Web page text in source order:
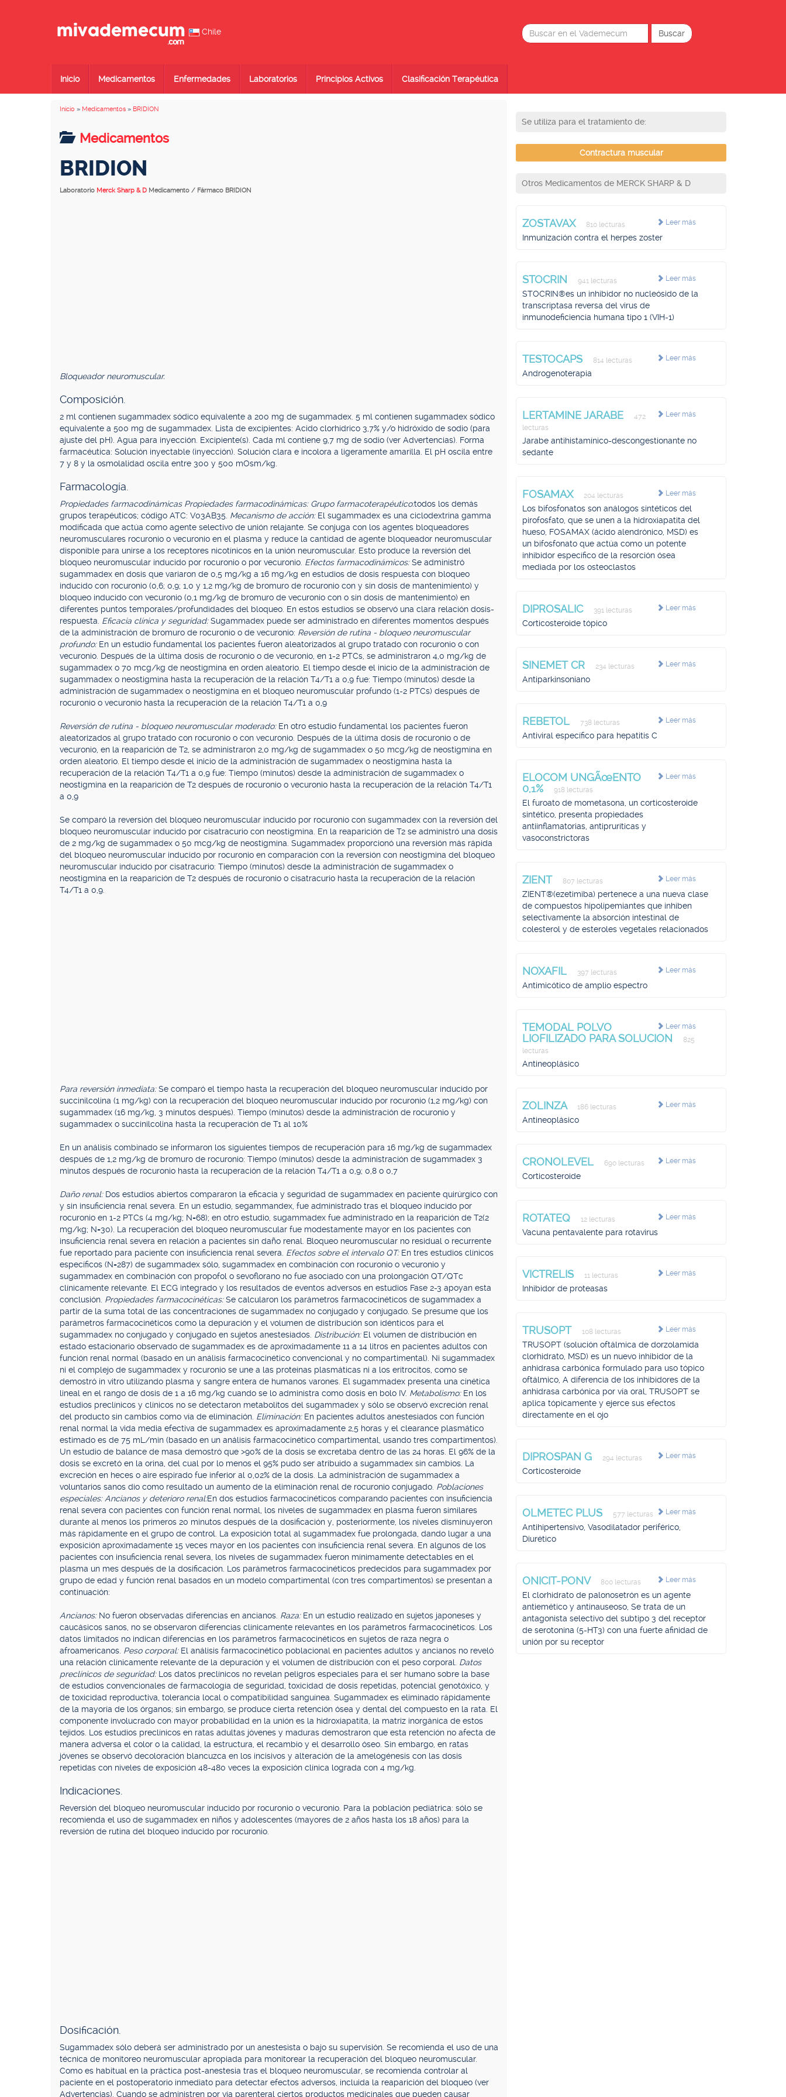
Chile
Inicio Medicamentos Enfermedades Laboratorios Principios Activos Clasificación Terapéutica
Inicio » Medicamentos » BRIDION
Medicamentos
BRIDION
Laboratorio Merck Sharp & D Medicamento / Fármaco BRIDION
Bloqueador neuromuscular.
Composición.
2 ml contienen sugammadex sódico equivalente a 200 mg de sugammadex. 5 ml contienen sugammadex sódico
equivalente a 500 mg de sugammadex. Lista de excipientes: Acido clorhídrico 3,7% y/o hidróxido de sodio (para
ajuste del pH). Agua para inyección. Excipiente(s). Cada ml contiene 9,7 mg de sodio (ver Advertencias). Forma
farmacéutica: Solución inyectable (inyección). Solución clara e incolora a ligeramente amarilla. El pH oscila entre
7 y 8 y la osmolalidad oscila entre 300 y 500 mOsm/kg.
Farmacología.
Propiedades farmacodinámicas Propiedades farmacodinámicas: Grupo farmacoterapéutico:todos los demás
grupos terapéuticos; código ATC: V03AB35. Mecanismo de acción: El sugammadex es una ciclodextrina gamma
modificada que actúa como agente selectivo de unión relajante. Se conjuga con los agentes bloqueadores
neuromusculares rocuronio o vecuronio en el plasma y reduce la cantidad de agente bloqueador neuromuscular
disponible para unirse a los receptores nicotínicos en la unión neuromuscular. Esto produce la reversión del
bloqueo neuromuscular inducido por rocuronio o por vecuronio. Efectos farmacodinámicos:Se administró
sugammadex en dosis que variaron de 0,5 mg/kg a 16 mg/kg en estudios de dosis respuesta con bloqueo
inducido con rocuronio (0,6; 0,9; 1,0 y 1,2 mg/kg de bromuro de rocuronio con y sin dosis de mantenimiento) y
bloqueo inducido con vecuronio (0,1 mg/kg de bromuro de vecuronio con o sin dosis de mantenimiento) en
diferentes puntos temporales/profundidades del bloqueo. En estos estudios se observó una clara relación dosis-
respuesta. Eficacia clínica y seguridad:Sugammadex puede ser administrado en diferentes momentos después
de la administración de bromuro de rocuronio o de vecuronio: Reversión de rutina - bloqueo neuromuscular
profundo: En un estudio fundamental los pacientes fueron aleatorizados al grupo tratado con rocuronio o con
vecuronio. Después de la última dosis de rocuronio o de vecuronio, en 1-2 PTCs, se administraron 4,0 mg/kg de
sugammadex o 70 mcg/kg de neostigmina en orden aleatorio. El tiempo desde el inicio de la administración de
sugammadex o neostigmina hasta la recuperación de la relación T4/T1 a 0,9 fue: Tiempo (minutos) desde la
administración de sugammadex o neostigmina en el bloqueo neuromuscular profundo (1-2 PTCs) después de
rocuronio o vecuronio hasta la recuperación de la relación T4/T1 a 0,9
Reversión de rutina - bloqueo neuromuscular moderado: En otro estudio fundamental los pacientes fueron
aleatorizados al grupo tratado con rocuronio o con vecuronio. Después de la última dosis de rocuronio o de
vecuronio, en la reaparición de T2, se administraron 2,0 mg/kg de sugammadex o 50 mcg/kg de neostigmina en
orden aleatorio. El tiempo desde el inicio de la administración de sugammadex o neostigmina hasta la
recuperación de la relación T4/T1 a 0,9 fue: Tiempo (minutos) desde la administración de sugammadex o
neostigmina en la reaparición de T2 después de rocuronio o vecuronio hasta la recuperación de la relación T4/T1
a 0,9
Se comparó la reversión del bloqueo neuromuscular inducido por rocuronio con sugammadex con la reversión del
bloqueo neuromuscular inducido por cisatracurio con neostigmina. En la reaparición de T2 se administró una dosis
de 2 mg/kg de sugammadex o 50 mcg/kg de neostigmina. Sugammadex proporcionó una reversión más rápida
del bloqueo neuromuscular inducido por rocuronio en comparación con la reversión con neostigmina del bloqueo
neuromuscular inducido por cisatracurio: Tiempo (minutos) desde la administración de sugammadex o
neostigmina en la reaparición de T2 después de rocuronio o cisatracurio hasta la recuperación de la relación
T4/T1 a 0,9.
Para reversión inmediata:Se comparó el tiempo hasta la recuperación del bloqueo neuromuscular inducido por
succinilcolina (1 mg/kg) con la recuperación del bloqueo neuromuscular inducido por rocuronio (1,2 mg/kg) con
sugammadex (16 mg/kg, 3 minutos después). Tiempo (minutos) desde la administración de rocuronio y
sugammadex o succinilcolina hasta la recuperación de T1 al 10%
En un análisis combinado se informaron los siguientes tiempos de recuperación para 16 mg/kg de sugammadex
después de 1,2 mg/kg de bromuro de rocuronio: Tiempo (minutos) desde la administración de sugammadex 3
minutos después de rocuronio hasta la recuperación de la relación T4/T1 a 0,9; 0,8 o 0,7
Daño renal: Dos estudios abiertos compararon la eficacia y seguridad de sugammadex en paciente quirúrgico con
y sin insuficiencia renal severa. En un estudio, segammandex, fue administrado tras el bloqueo inducido por
rocuronio en 1-2 PTCs (4 mg/kg; N=68); en otro estudio, sugammadex fue administrado en la reaparición de T2(2
mg/kg; N=30). La recuperación del bloqueo neuromuscular fue modestamente mayor en los pacientes con
insuficiencia renal severa en relación a pacientes sin daño renal. Bloqueo neuromuscular no residual o recurrente
fue reportado para paciente con insuficiencia renal severa. Efectos sobre el intervalo QT: En tres estudios clínicos
específicos (N=287) de sugammadex sólo, sugammadex en combinación con rocuronio o vecuronio y
sugammadex en combinación con propofol o sevoflorano no fue asociado con una prolongación QT/QTc
clínicamente relevante. El ECG integrado y los resultados de eventos adversos en estudios Fase 2-3 apoyan esta
conclusión. Propiedades farmacocinéticas:Se calcularon los parámetros farmacocinéticos de sugammadex a
partir de la suma total de las concentraciones de sugammadex no conjugado y conjugado. Se presume que los
parámetros farmacocinéticos como la depuración y el volumen de distribución son idénticos para el
sugammadex no conjugado y conjugado en sujetos anestesiados. Distribución: El volumen de distribución en
estado estacionario observado de sugammadex es de aproximadamente 11 a 14 litros en pacientes adultos con
función renal normal (basado en un análisis farmacocinético convencional y no compartimental). Ni sugammadex
ni el complejo de sugammadex y rocuronio se une a las proteínas plasmáticas ni a los eritrocitos, como se
demostró in vitro utilizando plasma y sangre entera de humanos varones. El sugammadex presenta una cinética
lineal en el rango de dosis de 1 a 16 mg/kg cuando se lo administra como dosis en bolo IV. Metabolismo: En los
estudios preclínicos y clínicos no se detectaron metabolitos del sugammadex y sólo se observó excreción renal
del producto sin cambios como vía de eliminación. Eliminación: En pacientes adultos anestesiados con función
renal normal la vida media efectiva de sugammadex es aproximadamente 2,5 horas y el clearance plasmático
estimado es de 75 mL/min (basado en un análisis farmacocinético compartimental, usando tres compartimentos).
Un estudio de balance de masa demostró que >90% de la dosis se excretaba dentro de las 24 horas. El 96% de la
dosis se excretó en la orina, del cual por lo menos el 95% pudo ser atribuido a sugammadex sin cambios. La
excreción en heces o aire espirado fue inferior al 0,02% de la dosis. La administración de sugammadex a
voluntarios sanos dio como resultado un aumento de la eliminación renal de rocuronio conjugado. Poblaciones
especiales: Ancianos y deterioro renal:En dos estudios farmacocinéticos comparando pacientes con insuficiencia
renal severa con pacientes con función renal normal, los niveles de sugammadex en plasma fueron similares
durante al menos los primeros 20 minutos después de la dosificación y, posteriormente, los niveles disminuyeron
más rápidamente en el grupo de control. La exposición total al sugammadex fue prolongada, dando lugar a una
exposición aproximadamente 15 veces mayor en los pacientes con insuficiencia renal severa. En algunos de los
pacientes con insuficiencia renal severa, los niveles de sugammadex fueron mínimamente detectables en el
plasma un mes después de la dosificación. Los parámetros farmacocinéticos predecidos para sugammadex por
grupo de edad y función renal basados en un modelo compartimental (con tres compartimentos) se presentan a
continuación:
Ancianos: No fueron observadas diferencias en ancianos. Raza: En un estudio realizado en sujetos japoneses y
caucásicos sanos, no se observaron diferencias clínicamente relevantes en los parámetros farmacocinéticos. Los
datos limitados no indican diferencias en los parámetros farmacocinéticos en sujetos de raza negra o
afroamericanos. Peso corporal: El análisis farmacocinético poblacional en pacientes adultos y ancianos no reveló
una relación clínicamente relevante de la depuración y el volumen de distribución con el peso corporal. Datos
preclínicos de seguridad: Los datos preclínicos no revelan peligros especiales para el ser humano sobre la base
de estudios convencionales de farmacología de seguridad, toxicidad de dosis repetidas, potencial genotóxico, y
de toxicidad reproductiva, tolerancia local o compatibilidad sanguínea. Sugammadex es eliminado rápidamente
de la mayoría de los órganos; sin embargo, se produce cierta retención ósea y dental del compuesto en la rata. El
componente involucrado con mayor probabilidad en la unión es la hidroxiapatita, la matriz inorgánica de estos
tejidos. Los estudios preclínicos en ratas adultas jóvenes y maduras demostraron que esta retención no afecta de
manera adversa el color o la calidad, la estructura, el recambio y el desarrollo óseo. Sin embargo, en ratas
jóvenes se observó decoloración blancuzca en los incisivos y alteración de la amelogénesis con las dosis
repetidas con niveles de exposición 48-480 veces la exposición clínica lograda con 4 mg/kg.
Indicaciones.
Reversión del bloqueo neuromuscular inducido por rocuronio o vecuronio. Para la población pediátrica: sólo se
recomienda el uso de sugammadex en niños y adolescentes (mayores de 2 años hasta los 18 años) para la
reversión de rutina del bloqueo inducido por rocuronio.
Dosificación.
Sugammadex sólo deberá ser administrado por un anestesista o bajo su supervisión. Se recomienda el uso de una
técnica de monitoreo neuromuscular apropiada para monitorear la recuperación del bloqueo neuromuscular.
Como es habitual en la práctica post-anestesia tras el bloqueo neuromuscular, se recomienda controlar al
paciente en el postoperatorio inmediato para detectar efectos adversos, incluida la reaparición del bloqueo (ver
Advertencias). Cuando se administren por vía parenteral ciertos productos medicinales que pueden causar
Se utiliza para el tratamiento de:
Contractura muscular
Otros Medicamentos de MERCK SHARP & D
Leer más
ZOSTAVAX 810 lecturas
Inmunización contra el herpes zoster
Leer más
STOCRIN 941 lecturas
STOCRIN®es un inhibidor no nucleósido de la
transcriptasa reversa del virus de
inmunodeficiencia humana tipo 1 (VIH-1)
Leer más
TESTOCAPS 814 lecturas
Androgenoterapia
Leer más
LERTAMINE JARABE
472
lecturas
Jarabe antihistamínico-descongestionante no
sedante
Leer más
FOSAMAX 204 lecturas
Los bifosfonatos son análogos sintéticos del
pirofosfato, que se unen a la hidroxiapatita del
hueso, FOSAMAX (ácido alendrónico, MSD) es
un bifosfonato que actúa como un potente
inhibidor específico de la resorción ósea
mediada por los osteoclastos
Leer más
DIPROSALIC 391 lecturas
Corticosteroide tópico
Leer más
SINEMET CR 234 lecturas
Antiparkinsoniano
Leer más
REBETOL 738 lecturas
Antiviral específico para hepatitis C
Leer más
ELOCOM UNGÃœENTO
0,1%
918 lecturas
El furoato de mometasona, un corticosteroide
sintético, presenta propiedades
antiinflamatorias, antipruríticas y
vasoconstrictoras
Leer más
ZIENT 807 lecturas
ZIENT®(ezetimiba) pertenece a una nueva clase
de compuestos hipolipemiantes que inhiben
selectivamente la absorción intestinal de
colesterol y de esteroles vegetales relacionados
Leer más
NOXAFIL 397 lecturas
Antimicótico de amplio espectro
Leer más
TEMODAL POLVO
LIOFILIZADO PARA SOLUCION
825
lecturas
Antineoplásico
Leer más
ZOLINZA 186 lecturas
Antineoplásico
Leer más
CRONOLEVEL 690 lecturas
Corticosteroide
Leer más
ROTATEQ 12 lecturas
Vacuna pentavalente para rotavirus
Leer más
VICTRELIS 11 lecturas
Inhibidor de proteasas
Leer más
TRUSOPT 108 lecturas
TRUSOPT (solución oftálmica de dorzolamida
clorhidrato, MSD) es un nuevo inhibidor de la
anhidrasa carbónica formulado para uso tópico
oftálmico, A diferencia de los inhibidores de la
anhidrasa carbónica por vía oral, TRUSOPT se
aplica tópicamente y ejerce sus efectos
directamente en el ojo
Leer más
DIPROSPAN G 294 lecturas
Corticosteroide
Leer más
OLMETEC PLUS 577 lecturas
Antihipertensivo, Vasodilatador periférico,
Diurético
Leer más
ONICIT-PONV 800 lecturas
El clorhidrato de palonosetrón es un agente
antiemético y antinauseoso, Se trata de un
antagonista selectivo del subtipo 3 del receptor
de serotonina (5-HT3) con una fuerte afinidad de
unión por su receptor